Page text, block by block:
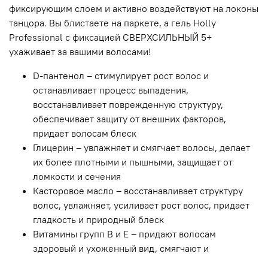
фиксирующим слоем и активно воздействуют на локоны
танцора. Вы блистаете на паркете, а гель Holly
Professional с фиксацией СВЕРХСИЛЬНЫЙ 5+
ухаживает за вашими волосами!
D-пантенол – стимулирует рост волос и
останавливает процесс выпадения,
восстанавливает поврежденную структуру,
обеспечивает защиту от внешних факторов,
придает волосам блеск
Глицерин – увлажняет и смягчает волосы, делает
их более плотными и пышными, защищает от
ломкости и сечения
Касторовое масло – восстанавливает структуру
волос, увлажняет, усиливает рост волос, придает
гладкость и природный блеск
Витамины групп B и E – придают волосам
здоровый и ухоженный вид, смягчают и